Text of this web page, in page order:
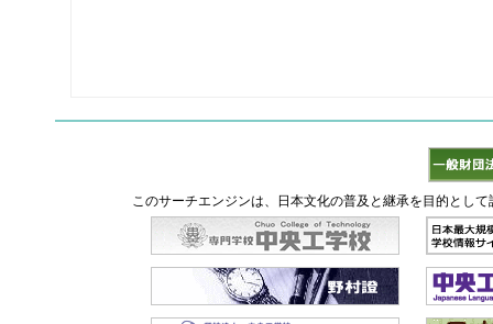
このサーチエンジンは、日本文化の普及と継承を目的とし